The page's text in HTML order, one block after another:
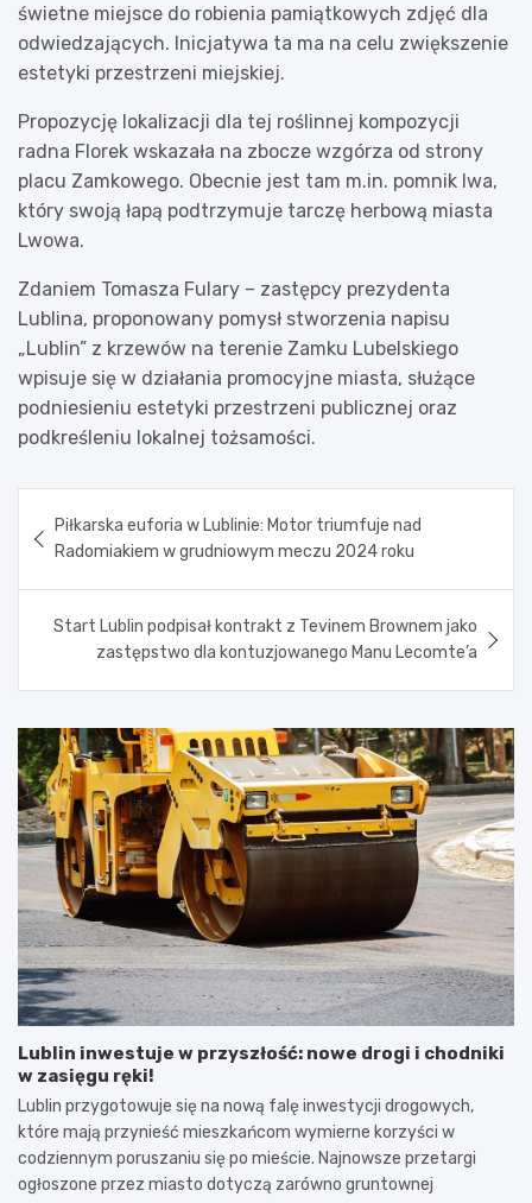
świetne miejsce do robienia pamiątkowych zdjęć dla
odwiedzających. Inicjatywa ta ma na celu zwiększenie
estetyki przestrzeni miejskiej.
Propozycję lokalizacji dla tej roślinnej kompozycji
radna Florek wskazała na zbocze wzgórza od strony
placu Zamkowego. Obecnie jest tam m.in. pomnik lwa,
który swoją łapą podtrzymuje tarczę herbową miasta
Lwowa.
Zdaniem Tomasza Fulary – zastępcy prezydenta
Lublina, proponowany pomysł stworzenia napisu
„Lublin” z krzewów na terenie Zamku Lubelskiego
wpisuje się w działania promocyjne miasta, służące
podniesieniu estetyki przestrzeni publicznej oraz
podkreśleniu lokalnej tożsamości.
wpisu
Piłkarska euforia w Lublinie: Motor triumfuje nad
Radomiakiem w grudniowym meczu 2024 roku
Start Lublin podpisał kontrakt z Tevinem Brownem jako
zastępstwo dla kontuzjowanego Manu Lecomte’a
Lublin inwestuje w przyszłość: nowe drogi i chodniki
w zasięgu ręki!
Lublin przygotowuje się na nową falę inwestycji drogowych,
które mają przynieść mieszkańcom wymierne korzyści w
codziennym poruszaniu się po mieście. Najnowsze przetargi
ogłoszone przez miasto dotyczą zarówno gruntownej